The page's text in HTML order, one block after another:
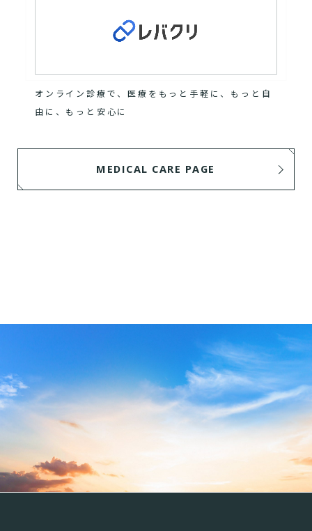
オンライン診療で、医療をもっと手軽に、もっと自
由に、もっと安心に
MEDICAL CARE PAGE